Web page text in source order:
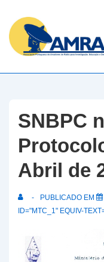
Skip
Content
SNBPC
Abril de
PUBLICADO EM
ID="MTC_1" EQUIV-